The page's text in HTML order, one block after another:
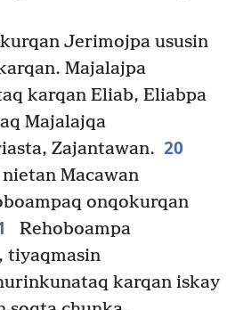
Jerimojpa ususin
Majalajpa
karqan Eliab, Eliabpa
Majalajqa
Zajantawan. 20
nietan Macawan
onqokurqan
Rehoboampa
tiyaqmasin
karqan iskay